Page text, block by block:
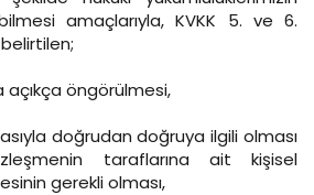
amaçlarıyla, KVKK 5. ve 6.
açıkça öngörülmesi,
doğrudan doğruya ilgili olması
taraflarına ait kişisel
gerekli olması,